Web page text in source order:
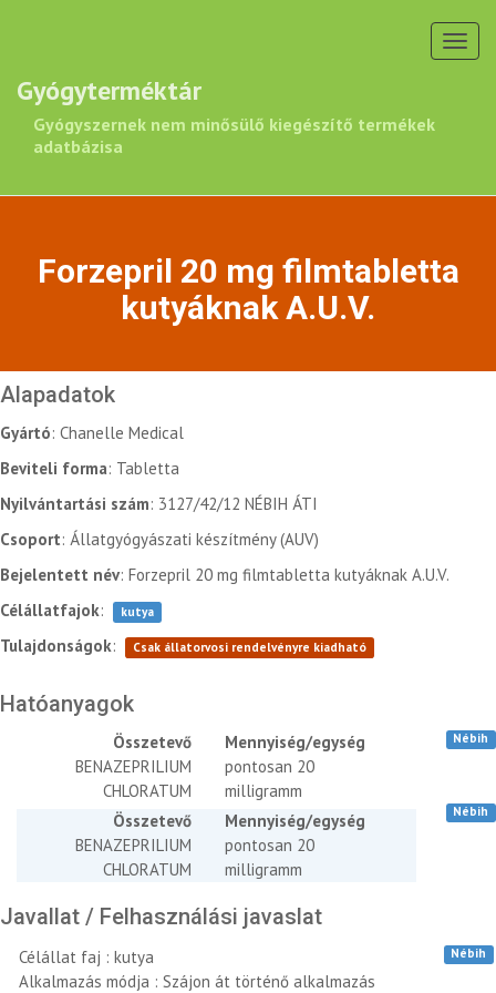
Gyógyterméktár
Gyógyszernek nem minősülő kiegészítő termékek
adatbázisa
Forzepril 20 mg filmtabletta
kutyáknak A.U.V.
Alapadatok
Gyártó: Chanelle Medical
Beviteli forma: Tabletta
Nyilvántartási szám: 3127/42/12 NÉBIH ÁTI
Csoport: Állatgyógyászati készítmény (AUV)
Bejelentett név: Forzepril 20 mg filmtabletta kutyáknak A.U.V.
Célállatfajok: kutya
Tulajdonságok: Csak állatorvosi rendelvényre kiadható
Hatóanyagok
Összetevő
Mennyiség/egység
BENAZEPRILIUM
CHLORATUM
pontosan 20
milligramm
Nébih
Összetevő
Mennyiség/egység
BENAZEPRILIUM
CHLORATUM
pontosan 20
milligramm
Nébih
Javallat / Felhasználási javaslat
Célállat faj : kutya
Alkalmazás módja : Szájon át történő alkalmazás
Nébih